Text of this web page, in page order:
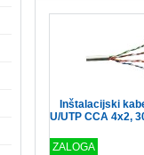
Inštalacijski
U/UTP CCA 4x2,
ZALOGA